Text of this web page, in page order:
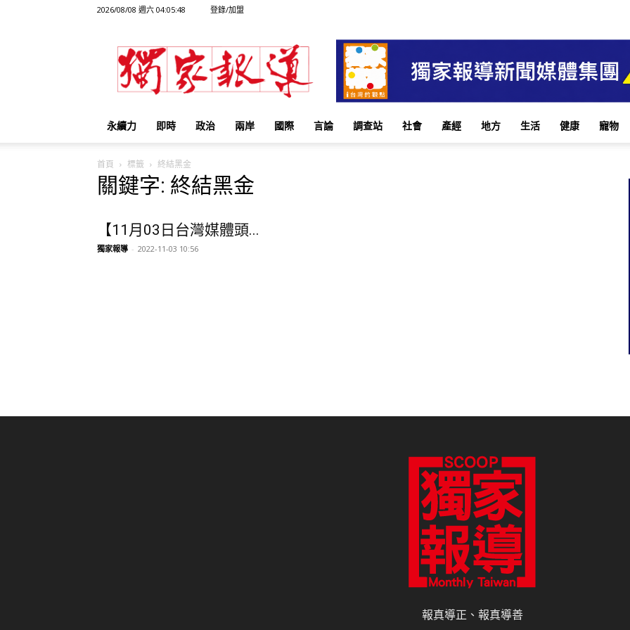
2026/08/08 週六 04:05:48 登錄/加盟
獨
家
報
永續力 即時 政治 兩岸 國際 言論 調查站 社會 產經 地方 生活 健康 寵物
首頁 標籤 終結黑金
關鍵字: 終結黑金
【11月03日台灣媒體頭...
獨家報導 - 2022-11-03 10:56
報真導正、報真導善